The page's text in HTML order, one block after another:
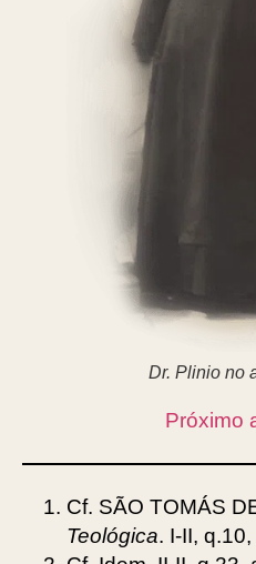
Dr. Plinio no
Próximo
Cf. SÃO TOMÁS
Teológica. I-II,